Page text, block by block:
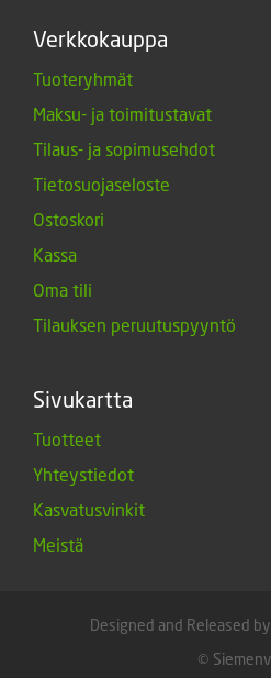
Verkkokauppa
Tuoteryhmät
Maksu- ja toimitustavat
Tilaus- ja sopimusehdot
Tietosuojaseloste
Ostoskori
Kassa
Oma tili
Tilauksen peruutuspyyntö
Sivukartta
Tuotteet
Yhteystiedot
Kasvatusvinkit
Meistä
Designed and Released
©